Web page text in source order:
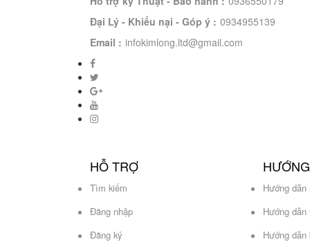
Đại Lý - Khiếu nại - Góp ý : 0934955139
Email : infokimlong.ltd@gmail.com
HỖ TRỢ
Tìm kiếm
Đăng nhập
Đăng ký
Hướng dẫn
Hướng
Hướng dẫn